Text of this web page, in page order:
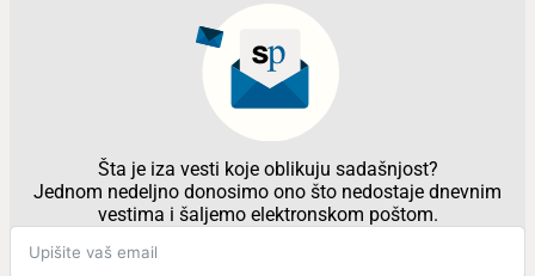
Šta je iza vesti koje oblikuju sadašnjost?
Jednom nedeljno donosimo ono što nedostaje dnevnim
vestima i šaljemo elektronskom poštom.